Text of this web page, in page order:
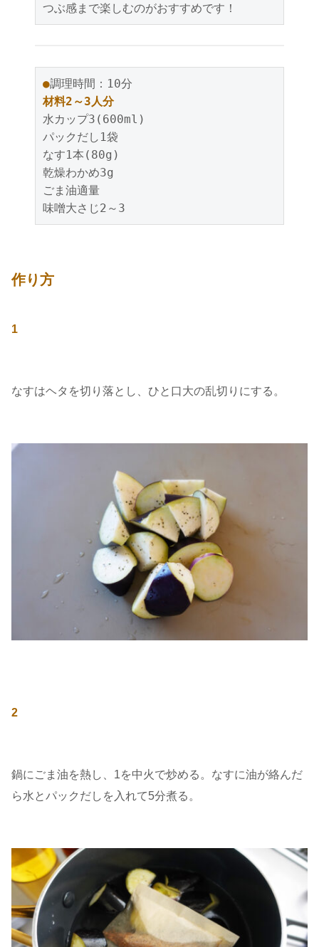
つぶ感まで楽しむのがおすすめです！
●調理時間：10分
材料2～3人分
水カップ3(600ml)
パックだし1袋
なす1本(80g)
乾燥わかめ3g
ごま油適量
味噌大さじ2～3
作り方
1
なすはヘタを切り落とし、ひと口大の乱切りにする。
2
鍋にごま油を熱し、1を中火で炒める。なすに油が絡んだ
ら水とパックだしを入れて5分煮る。